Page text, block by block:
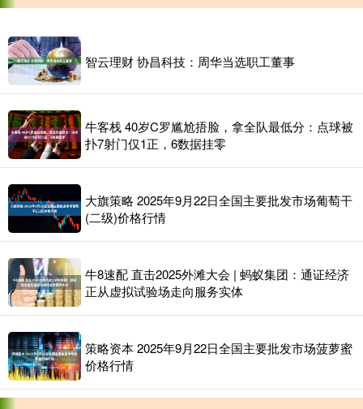
智云理财 协昌科技：周华当选职工董事
牛客栈 40岁C罗尴尬捂脸，拿全队最低分：点球被
扑7射门仅1正，6数据挂零
大旗策略 2025年9月22日全国主要批发市场葡萄干
(二级)价格行情
牛8速配 直击2025外滩大会 | 蚂蚁集团：通证经济
正从虚拟试验场走向服务实体
策略资本 2025年9月22日全国主要批发市场菠萝蜜
价格行情